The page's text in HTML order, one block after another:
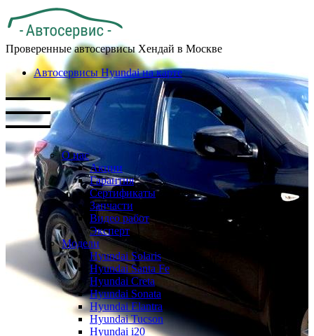
Проверенные автосервисы Хендай в Москве
Автосервисы Hyundai на карте
О нас
Акции
Гарантия
Сертификаты
Запчасти
Видео работ
Эксперт
Модели
Hyundai Solaris
Hyundai Santa Fe
Hyundai Creta
Hyundai Sonata
Hyundai Elantra
Hyundai Tucson
Hyundai i20